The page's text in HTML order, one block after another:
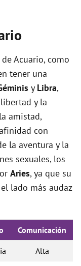
Acuario, como
tener una
y Libra,
y la
amistad,
con
la aventura y la
sexuales, los
Aries, ya que su
lado más audaz
Comunicación
Alta